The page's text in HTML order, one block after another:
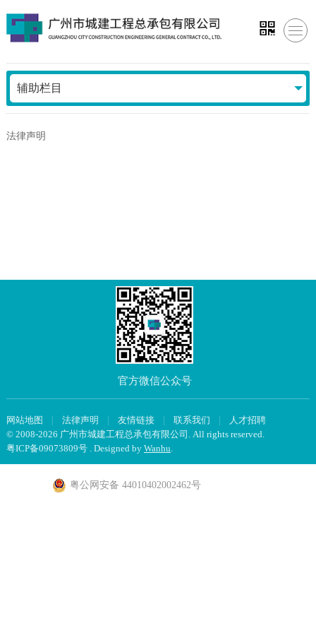
辅助栏目
法律声明
官方微信公众号
网站地图 | 法律声明 | 友情链接 | 联系我们 |
人才招聘
© 2008-2026 广州市城建工程总承包有限公司. All rights reserved.
粤ICP备09073809号. Designed by Wanhu
粤公网安备 44010402002462号